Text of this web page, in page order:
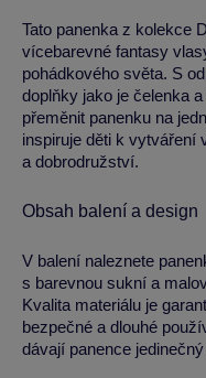
Tato panenka z kolekce
vícebarevné fantasy
pohádkového světa. S
doplňky jako je čelenka
přeměnit panenku na
inspiruje děti k vytváření
a dobrodružství.
Obsah balení a design
V balení naleznete
s barevnou sukní a
Kvalita materiálu je
bezpečné a dlouhé
dávají panence